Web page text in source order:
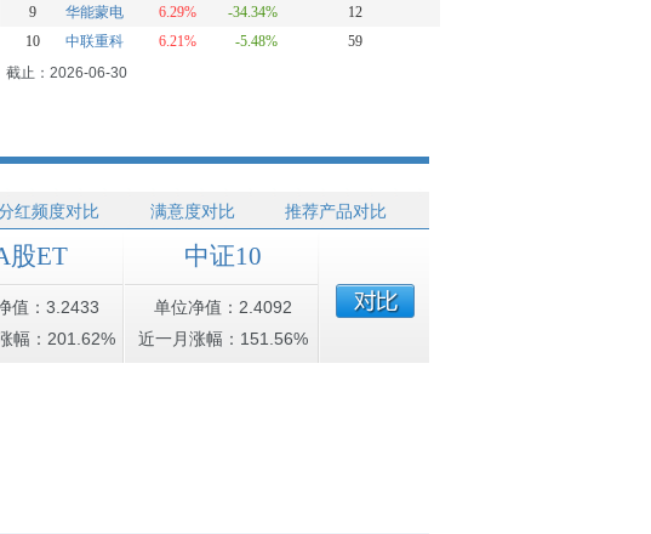
9
华能蒙电 6.29% -34.34%
12
10
中联重科 6.21% -5.48%
59
截止：2026-06-30
红频度对比 满意度对比 推荐产品对比
股ET
值：3.2433
幅：201.62%
中证10
单位净值：2.4092
近一月涨幅：151.56%